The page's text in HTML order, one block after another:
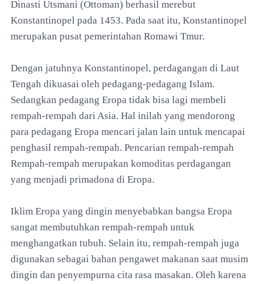
Dinasti Utsmani (Ottoman) berhasil merebut
Konstantinopel pada 1453. Pada saat itu, Konstantinopel
merupakan pusat pemerintahan Romawi Tmur.
Dengan jatuhnya Konstantinopel, perdagangan di Laut
Tengah dikuasai oleh pedagang-pedagang Islam.
Sedangkan pedagang Eropa tidak bisa lagi membeli
rempah-rempah dari Asia. Hal inilah yang mendorong
para pedagang Eropa mencari jalan lain untuk mencapai
penghasil rempah-rempah. Pencarian rempah-rempah
Rempah-rempah merupakan komoditas perdagangan
yang menjadi primadona di Eropa.
Iklim Eropa yang dingin menyebabkan bangsa Eropa
sangat membutuhkan rempah-rempah untuk
menghangatkan tubuh. Selain itu, rempah-rempah juga
digunakan sebagai bahan pengawet makanan saat musim
dingin dan penyempurna cita rasa masakan. Oleh karena